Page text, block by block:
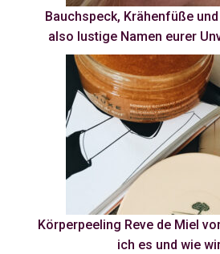
Bauchspeck, Krähenfüße
also lustige Namen eurer
Körperpeeling Reve de Miel
ich es und wie